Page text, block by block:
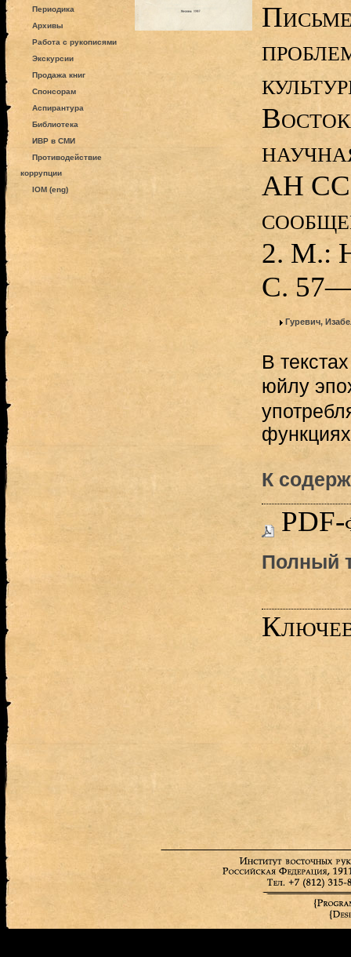
Периодика
Архивы
Работа с рукописями
Экскурсии
Продажа книг
Спонсорам
Аспирантура
Библиотека
ИВР в СМИ
Противодействие
коррупции
IOM (eng)
АН
2. М.:
С.
Гуревич,
В
юйлу
К
PDF-
Полный